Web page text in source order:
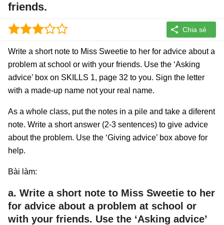
friends.
Write a short note to Miss Sweetie to her for advice about a
problem at school or with your friends. Use the ‘Asking
advice’ box on SKILLS 1, page 32 to you. Sign the letter
with a made-up name not your real name.
As a whole class, put the notes in a pile and take a diferent
note. Write a short answer (2-3 sentences) to give advice
about the problem. Use the ‘Giving advice’ box above for
help.
Bài làm:
a. Write a short note to Miss Sweetie to her
for advice about a problem at school or
with your friends. Use the ‘Asking advice’